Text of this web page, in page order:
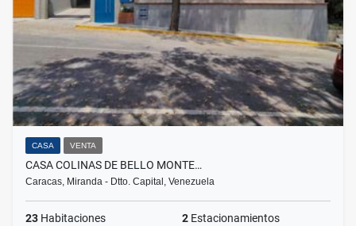
CASA VENTA
CASA COLINAS DE BELLO MONTE…
Caracas, Miranda - Dtto. Capital, Venezuela
23 Habitaciones 2 Estacionamientos